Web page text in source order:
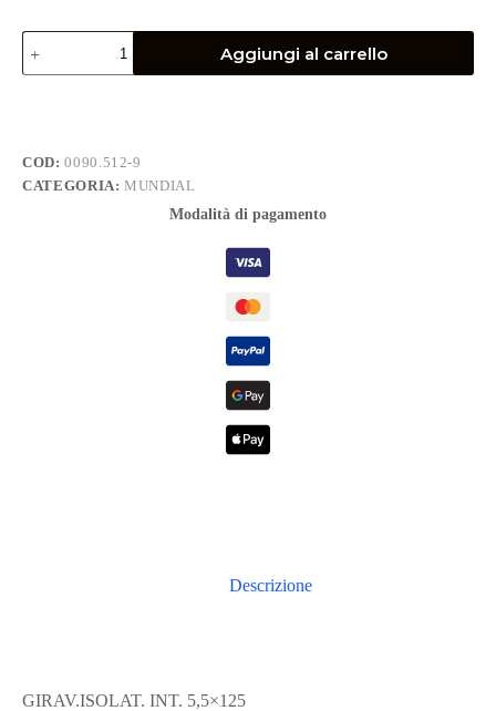
GIRAV.ISOLAT.
INT.
5,5x125
Aggiungi al carrello
COD:0090.512-9
CATEGORIA:MUNDIAL
Modalità di pagamento
Descrizione
GIRAV.ISOLAT. INT. 5,5×125